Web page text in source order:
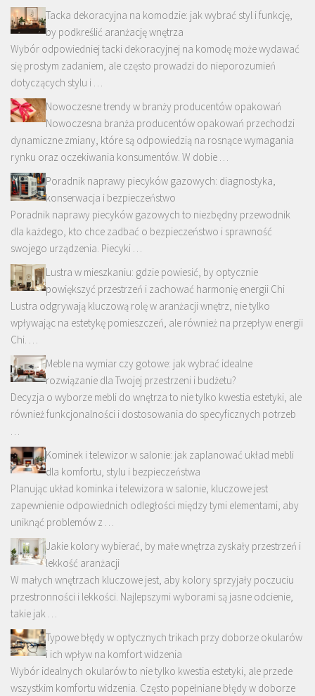
Tacka dekoracyjna na komodzie: jak wybrać styl i funkcję,
by podkreślić aranżację wnętrza
Wybór odpowiedniej tacki dekoracyjnej na komodę może wydawać
się prostym zadaniem, ale często prowadzi do nieporozumień
dotyczących stylu i …
Nowoczesne trendy w branży producentów opakowań
Nowoczesna branża producentów opakowań przechodzi
dynamiczne zmiany, które są odpowiedzią na rosnące wymagania
rynku oraz oczekiwania konsumentów. W dobie …
Poradnik naprawy piecyków gazowych: diagnostyka,
konserwacja i bezpieczeństwo
Poradnik naprawy piecyków gazowych to niezbędny przewodnik
dla każdego, kto chce zadbać o bezpieczeństwo i sprawność
swojego urządzenia. Piecyki …
Lustra w mieszkaniu: gdzie powiesić, by optycznie
powiększyć przestrzeń i zachować harmonię energii Chi
Lustra odgrywają kluczową rolę w aranżacji wnętrz, nie tylko
wpływając na estetykę pomieszczeń, ale również na przepływ energii
Chi. …
Meble na wymiar czy gotowe: jak wybrać idealne
rozwiązanie dla Twojej przestrzeni i budżetu?
Decyzja o wyborze mebli do wnętrza to nie tylko kwestia estetyki, ale
również funkcjonalności i dostosowania do specyficznych potrzeb
…
Kominek i telewizor w salonie: jak zaplanować układ mebli
dla komfortu, stylu i bezpieczeństwa
Planując układ kominka i telewizora w salonie, kluczowe jest
zapewnienie odpowiednich odległości między tymi elementami, aby
uniknąć problemów z …
Jakie kolory wybierać, by małe wnętrza zyskały przestrzeń i
lekkość aranżacji
W małych wnętrzach kluczowe jest, aby kolory sprzyjały poczuciu
przestronności i lekkości. Najlepszymi wyborami są jasne odcienie,
takie jak …
Typowe błędy w optycznych trikach przy doborze okularów
i ich wpływ na komfort widzenia
Wybór idealnych okularów to nie tylko kwestia estetyki, ale przede
wszystkim komfortu widzenia. Często popełniane błędy w doborze